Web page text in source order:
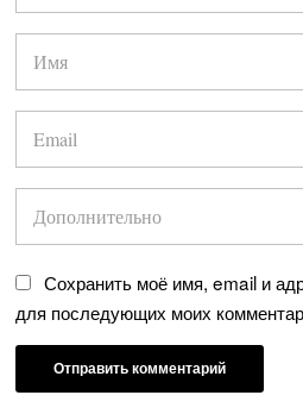
Сохранить моё имя, email и
для последующих моих